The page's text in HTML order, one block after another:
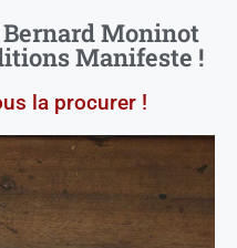
Moninot
Manifeste !
la procurer !